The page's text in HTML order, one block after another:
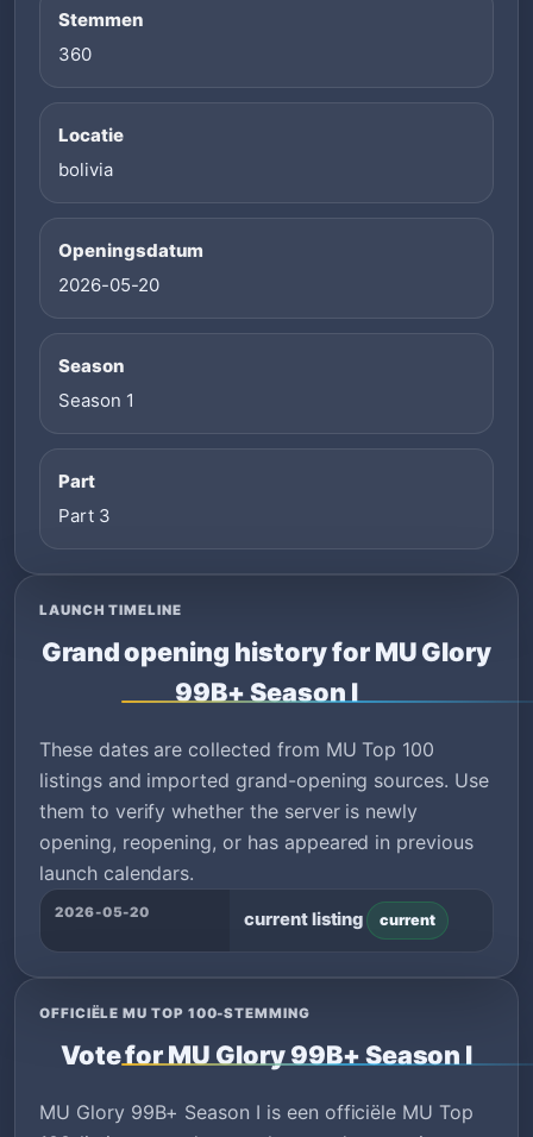
Stemmen
360
Locatie
bolivia
Openingsdatum
2026-05-20
Season
Season 1
Part
Part 3
LAUNCH TIMELINE
Grand opening history for MU Glory
99B+ Season I
These dates are collected from MU Top 100
listings and imported grand-opening sources. Use
them to verify whether the server is newly
opening, reopening, or has appeared in previous
launch calendars.
2026-05-20 current listing current
OFFICIËLE MU TOP 100-STEMMING
Vote for MU Glory 99B+ Season I
MU Glory 99B+ Season I is een officiële MU Top